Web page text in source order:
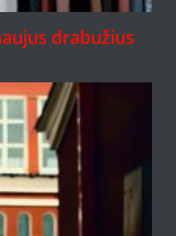
drabužius